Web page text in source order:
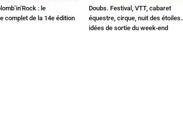
: le
complet de la 14e édition
Doubs. Festival, VTT, cabaret
équestre, cirque, nuit des
idées de sortie du week-end